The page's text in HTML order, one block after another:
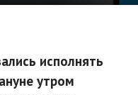
исполнять
утром